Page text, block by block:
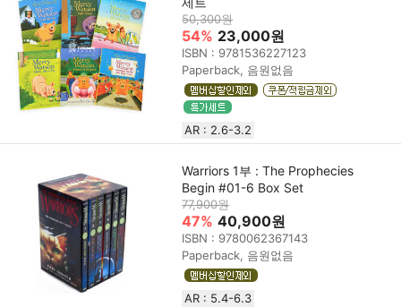
50,300원
54% 23,000원
ISBN : 9781536227123
Paperback, 음원없음
AR : 2.6-3.2
Warriors 1부 : The Prophecies
Begin #01-6 Box Set
77,900원
47% 40,900원
ISBN : 9780062367143
Paperback, 음원없음
AR : 5.4-6.3